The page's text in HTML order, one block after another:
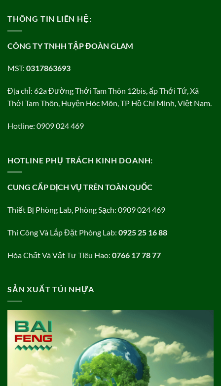
THÔNG TIN LIÊN HỆ:
CÔNG TY TNHH TẬP ĐOÀN GLAM
MST: 0317863693
Địa chỉ: 62a Đường Thới Tam Thôn 12bis, ấp Thới Tứ, Xã
Thới Tam Thôn, Huyện Hóc Môn, TP Hồ Chí Minh, Việt Nam.
Hotline: 0909 024 469
HOTLINE PHỤ TRÁCH KINH DOANH:
CUNG CẤP DỊCH VỤ TRÊN TOÀN QUỐC
Thiết Bị Phòng Lab, Phòng Sạch: 0909 024 469
Thi Công Và Lắp Đặt Phòng Lab: 0925 25 16 88
Hóa Chất Và Vật Tư Tiêu Hao: 0766 17 78 77
SẢN XUẤT TÚI NHỰA